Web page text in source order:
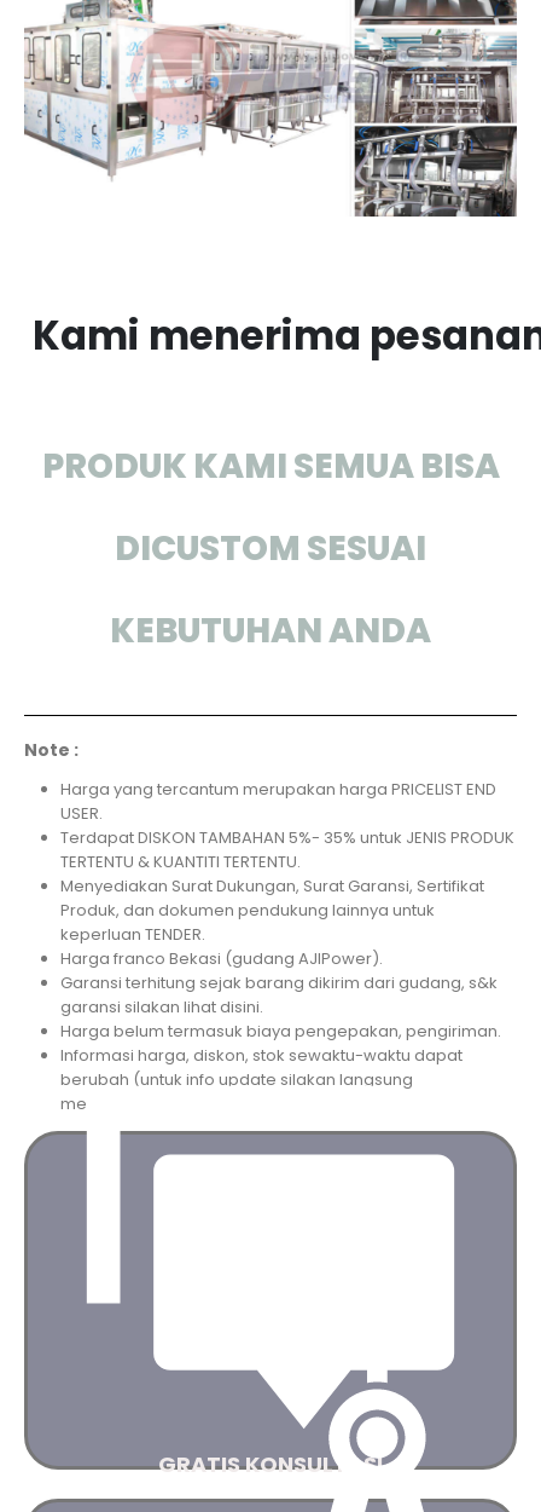
Kami menerima
PRODUK KAMI SEMUA BISA
DICUSTOM SESUAI
KEBUTUHAN ANDA
Note :
Harga yang tercantum merupakan harga PRICELIST END
USER.
Terdapat DISKON TAMBAHAN 5%- 35% untuk JENIS PRODUK
TERTENTU & KUANTITI TERTENTU.
Menyediakan Surat Dukungan, Surat Garansi, Sertifikat
Produk, dan dokumen pendukung lainnya untuk
keperluan TENDER.
Harga franco Bekasi (gudang AJIPower).
Garansi terhitung sejak barang dikirim dari gudang, s&k
garansi silakan lihat disini.
Harga belum termasuk biaya pengepakan, pengiriman.
Informasi harga, diskon, stok sewaktu-waktu dapat
berubah (untuk info update silakan langsung
menghubungi kami).
GRATIS KONSULTASI